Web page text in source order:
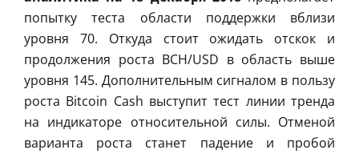
попытку теста области поддержки вблизи
уровня 70. Откуда стоит ожидать отскок и
продолжения роста BCH/USD в область выше
уровня 145. Дополнительным сигналом в пользу
роста Bitcoin Cash выступит тест линии тренда
на индикаторе относительной силы. Отменой
варианта роста станет падение и пробой